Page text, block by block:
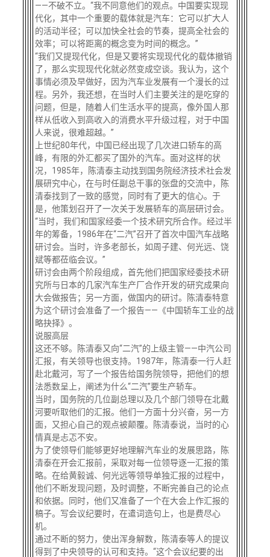
——不破不立。“我不同意他们的观点。中国要实现现
代化，其中一个重要的载体就是汽车：它可以扩大人
的活动半径；可以加快全社会的节奏，提高全社会的
效率；可以将距离的概念变为时间的概念。”
“我们又提现代化，但是又要将实现现代化的载体撤销
了，那么实现现代化就必然变成空谈。我认为，这个
事情必须及早做好，因为汽车业发展有一个漫长的过
程。另外，我还想，在当时人们主要关注的是吃穿的
问题，但是，随着人们生活水平的提高，像外国人那
样从低收入到高收入的消费水平升级过程，对于中国
人来说，很难超越。”
上世纪80年代，中国已经出现了几次进口轿车的高
峰，有限的外汇都买了国外的汽车。面对这样的状
况，1985年，陈清泰主动找到国务院经济技术社会发
展研究中心，在与时任副总干事的张盘的交流中，陈
清泰找到了一致的感觉，同时有了更大的信心。于
是，他策划召开了一次关于发展轿车的高层研讨会。
“当时，我们和国家经委一个技术研究所合作。经过半
年的筹备，1986年在“二汽”召开了首次中国汽车战略
研讨会。当时，许多老部长，如周子建、何光远、饶
斌等都莅临会议。”
研讨会由两个阶段组成，首先他们把国家经委技术研
究所与日本的几家汽车生产厂合作开发的研究成果向
大会做报告；另一方面，做国内的研讨。陈清泰特意
为这个研讨会准备了一个报告——《中国轿车工业的战
略抉择》。
说服高层
这还不够。陈清泰又向“二汽”的上级主管——中汽公司
汇报，有关领导也很支持。1987年，陈清泰一行人赶
赴北戴河，写了一个报告给国务院领导，把他们的想
法悉数呈上，阐述为什么“二汽”要生产轿车。
当时，国务院的几位副总理以及几个部门领导在北戴
河要听取他们的汇报。他们一方面十分兴奋，另一方
面，又担心自己的观点被颠覆。陈清泰说，当时的心
情真是忐忑不安。
为了使领导们能够更好地理解汽车业的发展思路，陈
清泰在开会汇报前，采取对每一位领导逐一汇报的策
略。在给黄毅诚、何光远等领导单独汇报的过程中，
他们不断发现问题，及时调整，不断完善自己的论点
和依据。同时，他们又准备了一个在大会上作汇报的
稿子。写会议纪要时，在遣词造句上，也是费尽心
机。
通过不断的努力，使出浑身解数，陈清泰等人的提议
得到了中央领导的认可和支持。“这个会议纪要的出